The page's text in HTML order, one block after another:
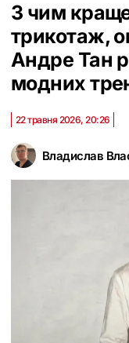
З чим
трикотаж,
Андре Тан
модних
Владислав
22 травня 2026, 20:26